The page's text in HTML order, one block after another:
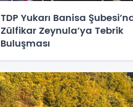
TDP Yukarı Banisa
Zülfikar Zeynula’ya Tebrik
Buluşması